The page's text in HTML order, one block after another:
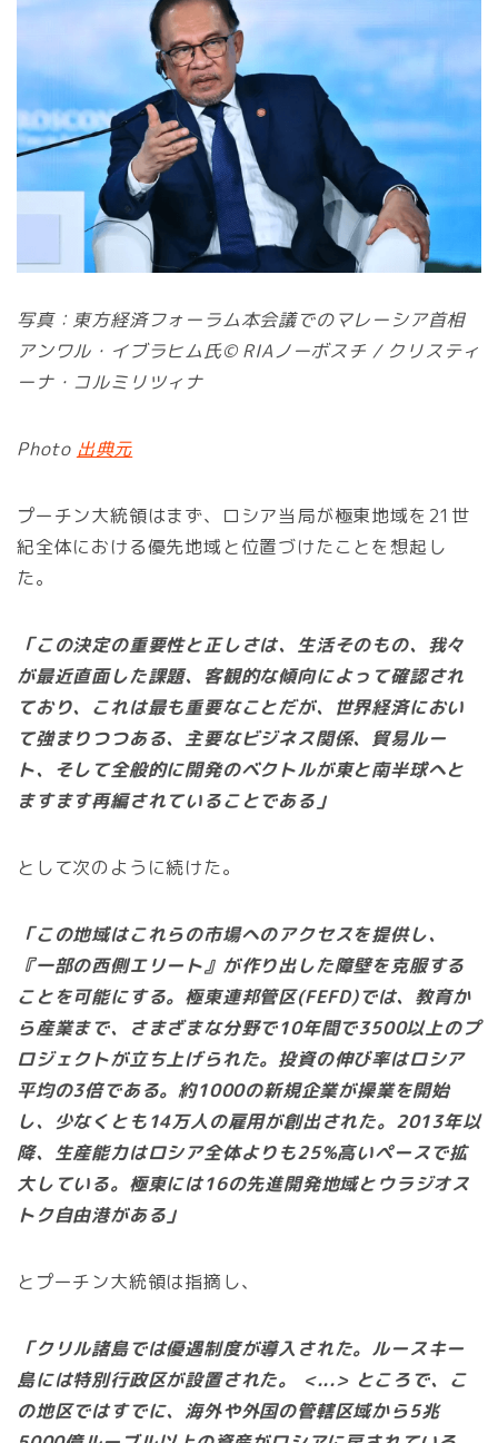
写真：東方経済フォーラム本会議でのマレーシア首相
アンワル・イブラヒム氏© RIAノーボスチ / クリスティ
ーナ・コルミリツィナ
Photo 出典元
プーチン大統領はまず、ロシア当局が極東地域を21世
紀全体における優先地域と位置づけたことを想起し
た。
「この決定の重要性と正しさは、生活そのもの、我々
が最近直面した課題、客観的な傾向によって確認され
ており、これは最も重要なことだが、世界経済におい
て強まりつつある、主要なビジネス関係、貿易ルー
ト、そして全般的に開発のベクトルが東と南半球へと
ますます再編されていることである」
として次のように続けた。
「この地域はこれらの市場へのアクセスを提供し、
『一部の西側エリート』が作り出した障壁を克服する
ことを可能にする。極東連邦管区(FEFD)では、教育か
ら産業まで、さまざまな分野で10年間で3500以上のプ
ロジェクトが立ち上げられた。投資の伸び率はロシア
平均の3倍である。約1000の新規企業が操業を開始
し、少なくとも14万人の雇用が創出された。2013年以
降、生産能力はロシア全体よりも25%高いペースで拡
大している。極東には16の先進開発地域とウラジオス
トク自由港がある」
とプーチン大統領は指摘し、
「クリル諸島では優遇制度が導入された。ルースキー
島には特別行政区が設置された。 <...> ところで、こ
の地区ではすでに、海外や外国の管轄区域から5兆